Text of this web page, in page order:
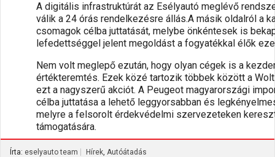
A digitális infrastruktúrát az Esélyautó meglévő
válik a 24 órás rendelkezésre állás.A másik oldalról a
csomagok célba juttatását, melybe önkéntesek is
lefedettséggel jelent megoldást a fogyatékkal élők
Nem volt meglepő ezután, hogy olyan cégek is a
értékteremtés. Ezek közé tartozik többek között a
ezt a nagyszerű akciót. A Peugeot magyarországi
célba juttatása a lehető leggyorsabban és
melyre a felsorolt érdekvédelmi szervezeteken
támogatására.
Írta: eselyauto team Hírek, Autóátadás